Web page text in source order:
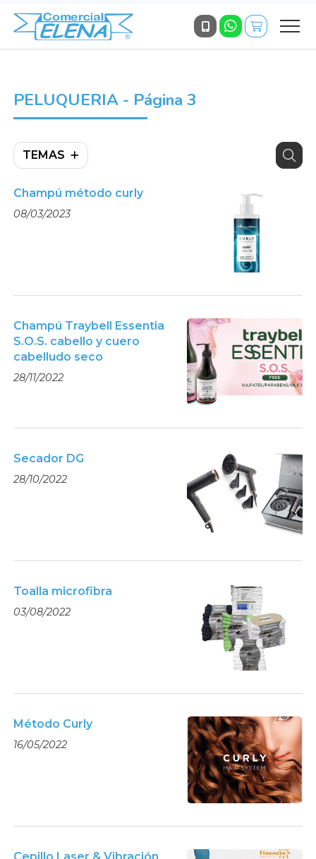
PELUQUERIA - Página 3
TEMAS
Champú método curly
08/03/2023
Champú Traybell Essentia
S.O.S. cabello y cuero
cabelludo seco
28/11/2022
Secador DG
28/10/2022
Toalla microfibra
03/08/2022
Método Curly
16/05/2022